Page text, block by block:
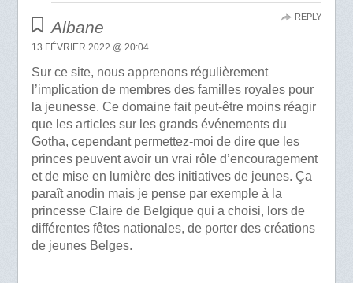
Albane
13 FÉVRIER 2022 @ 20:04
Sur ce site, nous apprenons régulièrement
l’implication de membres des familles royales pour
la jeunesse. Ce domaine fait peut-être moins réagir
que les articles sur les grands événements du
Gotha, cependant permettez-moi de dire que les
princes peuvent avoir un vrai rôle d’encouragement
et de mise en lumière des initiatives de jeunes. Ça
paraît anodin mais je pense par exemple à la
princesse Claire de Belgique qui a choisi, lors de
différentes fêtes nationales, de porter des créations
de jeunes Belges.
REPLY